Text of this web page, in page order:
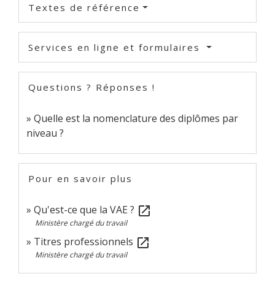
Textes de référence
Services en ligne et formulaires
Questions ? Réponses !
Quelle est la nomenclature des diplômes par
niveau ?
Pour en savoir plus
Qu'est-ce que la VAE ? open_in_new
Ministère chargé du travail
Titres professionnels open_in_new
Ministère chargé du travail